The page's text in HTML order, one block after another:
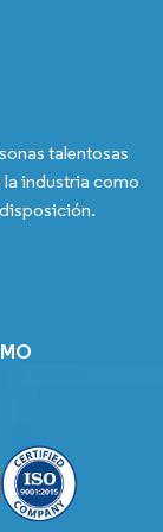
talentosas
la industria como